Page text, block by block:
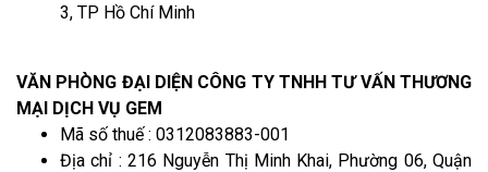
3, TP Hồ Chí Minh
VĂN PHÒNG ĐẠI DIỆN CÔNG TY TNHH TƯ VẤN THƯƠNG
MẠI DỊCH VỤ GEM
Mã số thuế : 0312083883-001
Địa chỉ : 216 Nguyễn Thị Minh Khai, Phường 06, Quận